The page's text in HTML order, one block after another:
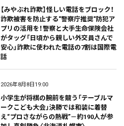
【みやぶれ詐欺】怪しい電話をブロック！
詐欺被害を防止する"警察庁推奨"防犯ア
プリの活用を！警察と大手生命保険会社
がタッグ「日頃から親しい外交員さんで
安心」詐欺に使われた電話の7割は国際電
話
2026年8月8日19:00
小学生が将棋の腕前を競う「テーブルマ
ークこども大会」決勝では和装に着替
え“プロさながらの熱戦”－約190人が参